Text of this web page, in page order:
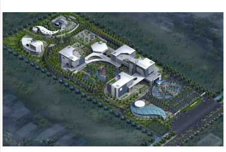
camera, báo động, báo cháy.